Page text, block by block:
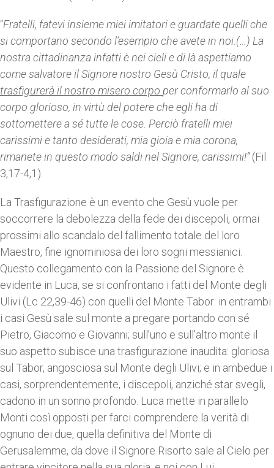
“Fratelli, fatevi insieme miei imitatori e guardate quelli che
si comportano secondo l’esempio che avete in noi.(…) La
nostra cittadinanza infatti è nei cieli e di là aspettiamo
come salvatore il Signore nostro Gesù Cristo, il quale
trasfigurerà il nostro misero corpo per conformarlo al suo
corpo glorioso, in virtù del potere che egli ha di
sottomettere a sé tutte le cose. Perciò fratelli miei
carissimi e tanto desiderati, mia gioia e mia corona,
rimanete in questo modo saldi nel Signore, carissimi!”(Fil
3,17-4,1).
La Trasfigurazione è un evento che Gesù vuole per
soccorrere la debolezza della fede dei discepoli, ormai
prossimi allo scandalo del fallimento totale del loro
Maestro, fine ignominiosa dei loro sogni messianici.
Questo collegamento con la Passione del Signore è
evidente in Luca, se si confrontano i fatti del Monte degli
Ulivi (Lc 22,39-46) con quelli del Monte Tabor: in entrambi
i casi Gesù sale sul monte a pregare portando con sé
Pietro, Giacomo e Giovanni; sull’uno e sull’altro monte il
suo aspetto subisce una trasfigurazione inaudita: gloriosa
sul Tabor, angosciosa sul Monte degli Ulivi; e in ambedue i
casi, sorprendentemente, i discepoli, anziché star svegli,
cadono in un sonno profondo. Luca mette in parallelo
Monti così opposti per farci comprendere la verità di
ognuno dei due, quella definitiva del Monte di
Gerusalemme, da dove il Signore Risorto sale al Cielo per